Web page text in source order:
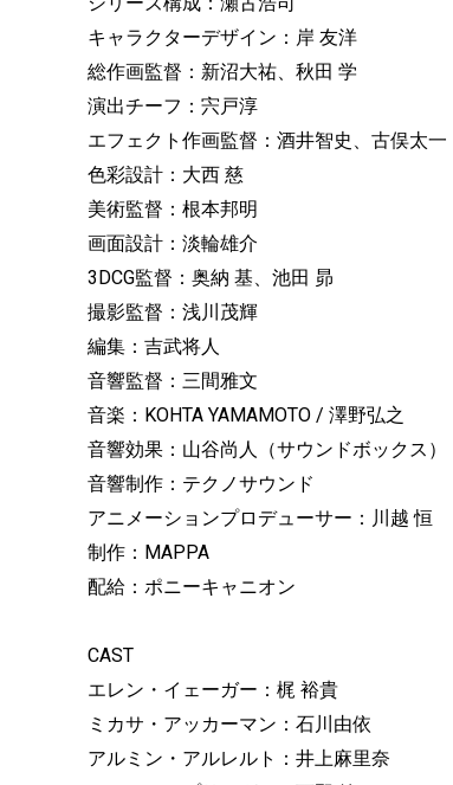
キャラクターデザイン：岸 友洋
総作画監督：新沼大祐、秋田 学
演出チーフ：宍戸淳
エフェクト作画監督：酒井智史、古俣太一
色彩設計：大西 慈
美術監督：根本邦明
画面設計：淡輪雄介
3DCG監督：奥納 基、池田 昴
撮影監督：浅川茂輝
編集：吉武将人
音響監督：三間雅文
音楽：KOHTA YAMAMOTO / 澤野弘之
音響効果：山谷尚人（サウンドボックス）
音響制作：テクノサウンド
アニメーションプロデューサー：川越 恒
制作：MAPPA
配給：ポニーキャニオン
CAST
エレン・イェーガー：梶 裕貴
ミカサ・アッカーマン：石川由依
アルミン・アルレルト：井上麻里奈